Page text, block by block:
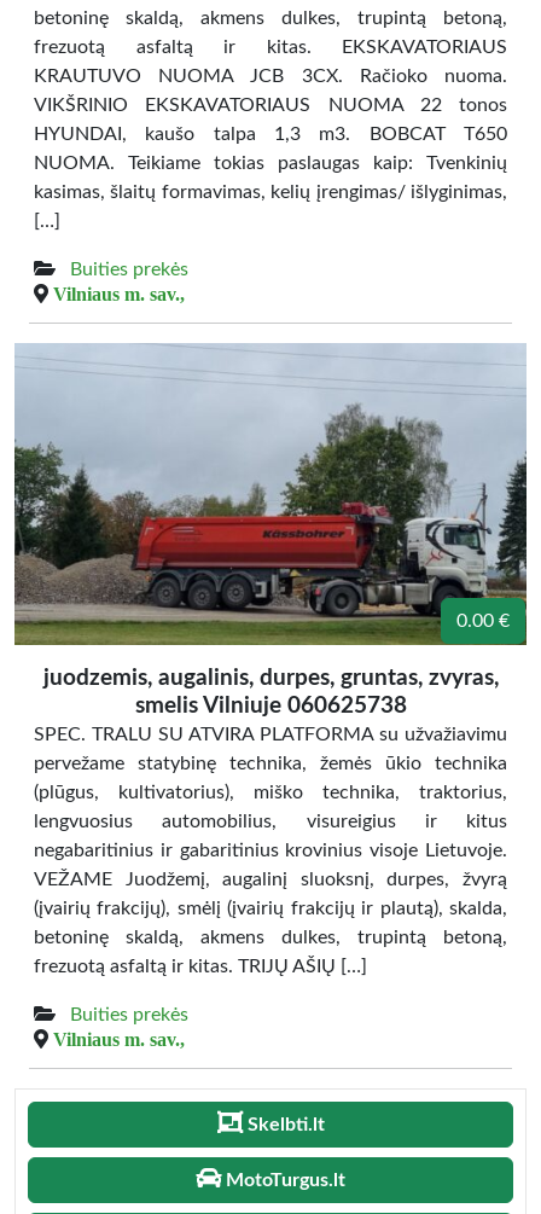
betoninę skaldą, akmens dulkes, trupintą betoną,
frezuotą asfaltą ir kitas. EKSKAVATORIAUS
KRAUTUVO NUOMA JCB 3CX. Račioko nuoma.
VIKŠRINIO EKSKAVATORIAUS NUOMA 22 tonos
HYUNDAI, kaušo talpa 1,3 m3. BOBCAT T650
NUOMA. Teikiame tokias paslaugas kaip: Tvenkinių
kasimas, šlaitų formavimas, kelių įrengimas/ išlyginimas,
[…]
Buities prekės
Vilniaus m. sav.,
0.00 €
juodzemis, augalinis, durpes, gruntas, zvyras,
smelis Vilniuje 060625738
SPEC. TRALU SU ATVIRA PLATFORMA su užvažiavimu
pervežame statybinę technika, žemės ūkio technika
(plūgus, kultivatorius), miško technika, traktorius,
lengvuosius automobilius, visureigius ir kitus
negabaritinius ir gabaritinius krovinius visoje Lietuvoje.
VEŽAME Juodžemį, augalinį sluoksnį, durpes, žvyrą
(įvairių frakcijų), smėlį (įvairių frakcijų ir plautą), skalda,
betoninę skaldą, akmens dulkes, trupintą betoną,
frezuotą asfaltą ir kitas. TRIJŲ AŠIŲ […]
Buities prekės
Vilniaus m. sav.,
Skelbti.lt
MotoTurgus.lt